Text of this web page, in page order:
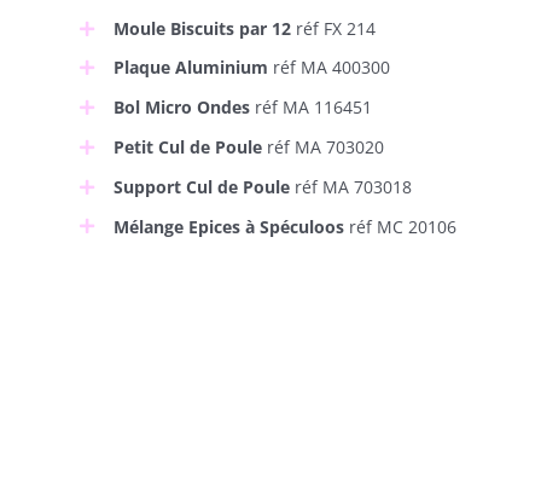
Moule Biscuits par 12réf FX 214
Plaque Aluminium réf MA 400300
Bol Micro Ondesréf MA 116451
Petit Cul de Pouleréf MA 703020
Support Cul de Pouleréf MA 703018
Mélange Epices à Spéculoosréf MC 20106